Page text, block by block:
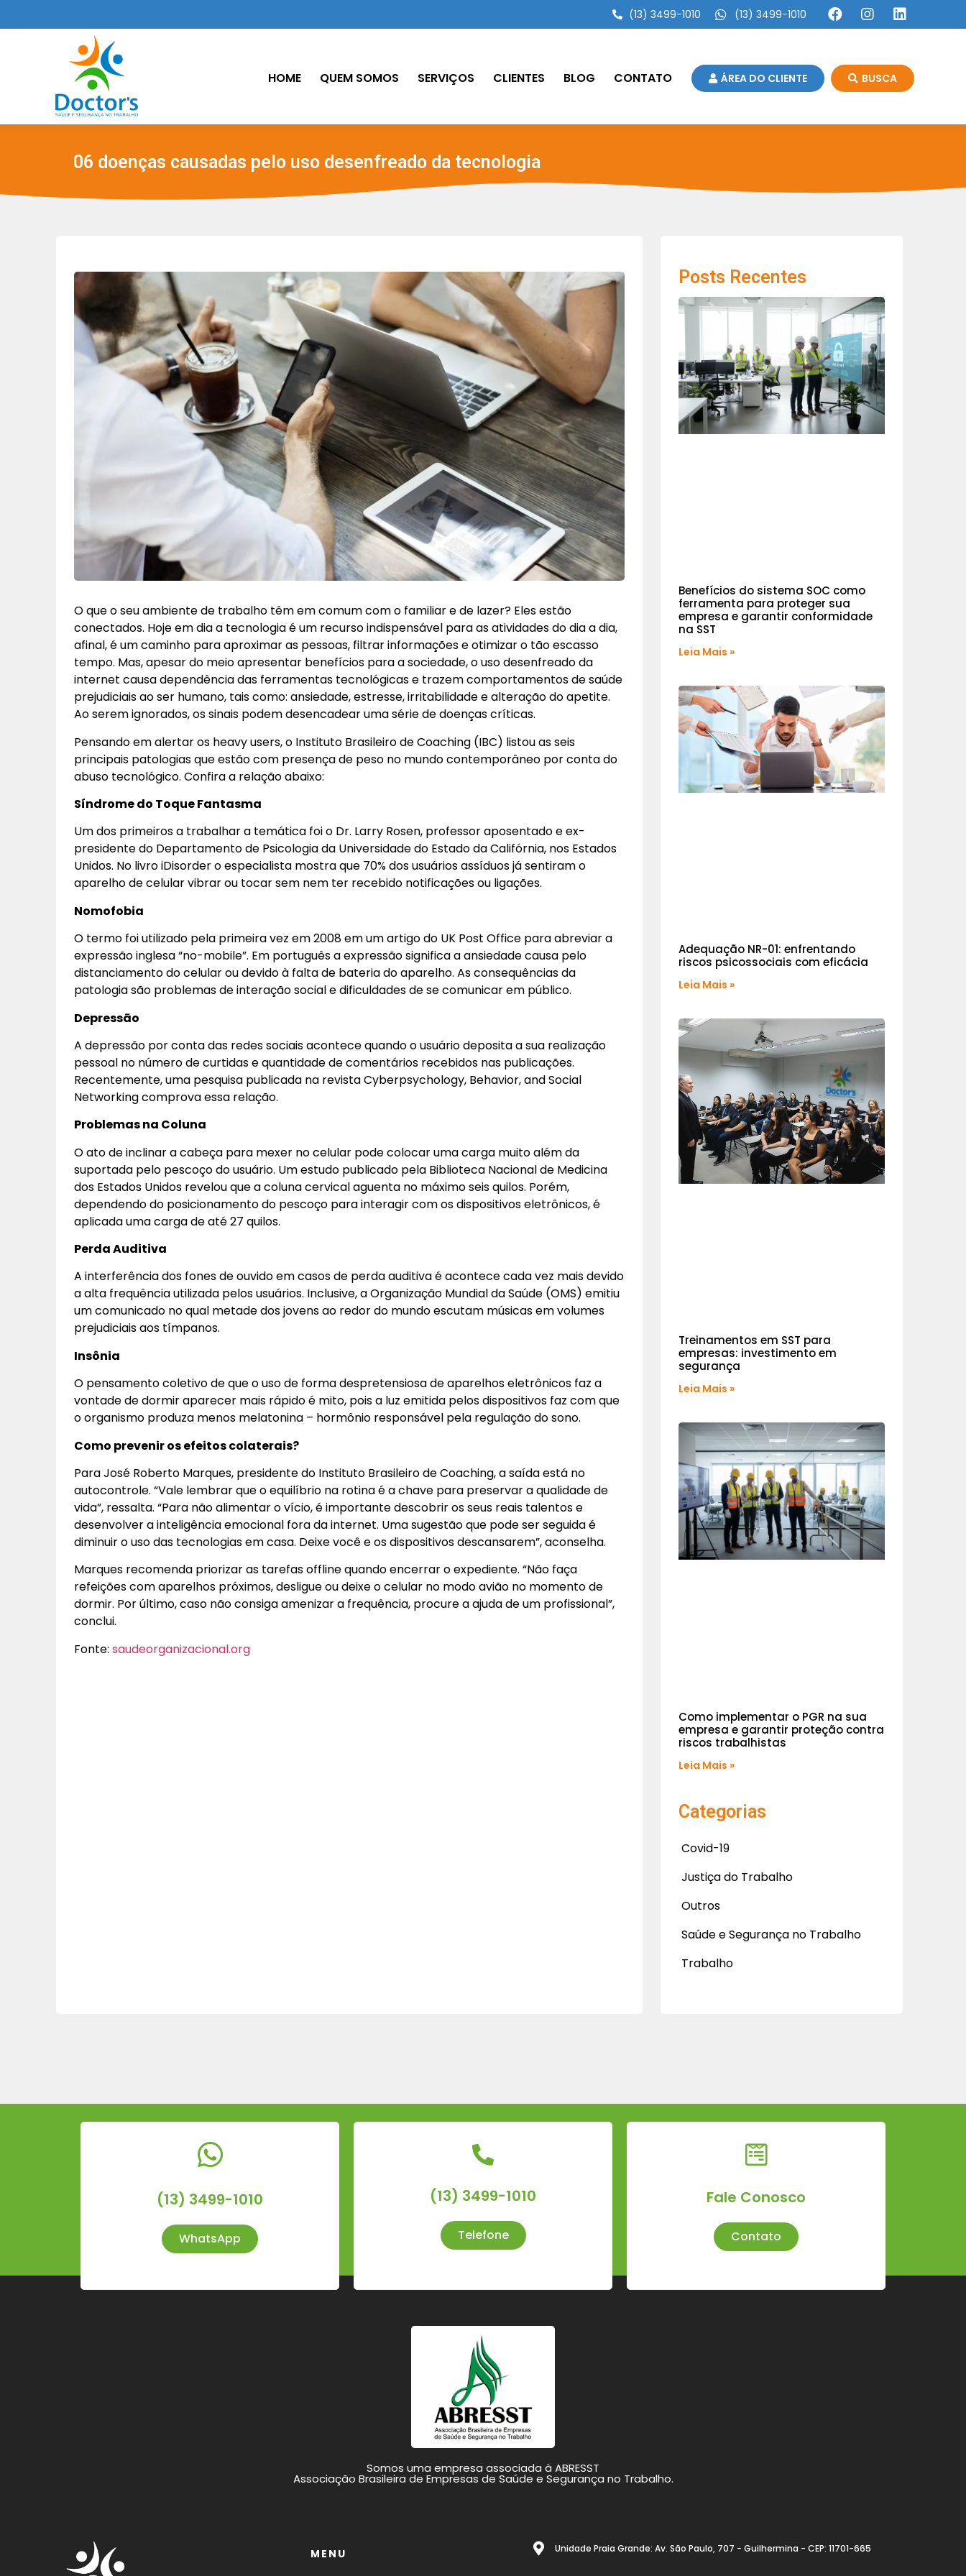
(13) 3499-1010 (13) 3499-1010
HOME QUEM SOMOS SERVIÇOS CLIENTES BLOG CONTATO ÁREA DO CLIENTE BUSCA
06 doenças causadas pelo uso desenfreado da tecnologia
O que o seu ambiente de trabalho têm em comum com o familiar e de lazer? Eles estão
conectados. Hoje em dia a tecnologia é um recurso indispensável para as atividades do dia a dia,
afinal, é um caminho para aproximar as pessoas, filtrar informações e otimizar o tão escasso
tempo. Mas, apesar do meio apresentar benefícios para a sociedade, o uso desenfreado da
internet causa dependência das ferramentas tecnológicas e trazem comportamentos de saúde
prejudiciais ao ser humano, tais como: ansiedade, estresse, irritabilidade e alteração do apetite.
Ao serem ignorados, os sinais podem desencadear uma série de doenças críticas.
Pensando em alertar os heavy users, o Instituto Brasileiro de Coaching (IBC) listou as seis
principais patologias que estão com presença de peso no mundo contemporâneo por conta do
abuso tecnológico. Confira a relação abaixo:
Síndrome do Toque Fantasma
Um dos primeiros a trabalhar a temática foi o Dr. Larry Rosen, professor aposentado e ex-
presidente do Departamento de Psicologia da Universidade do Estado da Califórnia, nos Estados
Unidos. No livro iDisorder o especialista mostra que 70% dos usuários assíduos já sentiram o
aparelho de celular vibrar ou tocar sem nem ter recebido notificações ou ligações.
Nomofobia
O termo foi utilizado pela primeira vez em 2008 em um artigo do UK Post Office para abreviar a
expressão inglesa “no-mobile”. Em português a expressão significa a ansiedade causa pelo
distanciamento do celular ou devido à falta de bateria do aparelho. As consequências da
patologia são problemas de interação social e dificuldades de se comunicar em público.
Depressão
A depressão por conta das redes sociais acontece quando o usuário deposita a sua realização
pessoal no número de curtidas e quantidade de comentários recebidos nas publicações.
Recentemente, uma pesquisa publicada na revista Cyberpsychology, Behavior, and Social
Networking comprova essa relação.
Problemas na Coluna
O ato de inclinar a cabeça para mexer no celular pode colocar uma carga muito além da
suportada pelo pescoço do usuário. Um estudo publicado pela Biblioteca Nacional de Medicina
dos Estados Unidos revelou que a coluna cervical aguenta no máximo seis quilos. Porém,
dependendo do posicionamento do pescoço para interagir com os dispositivos eletrônicos, é
aplicada uma carga de até 27 quilos.
Perda Auditiva
A interferência dos fones de ouvido em casos de perda auditiva é acontece cada vez mais devido
a alta frequência utilizada pelos usuários. Inclusive, a Organização Mundial da Saúde (OMS) emitiu
um comunicado no qual metade dos jovens ao redor do mundo escutam músicas em volumes
prejudiciais aos tímpanos.
Insônia
O pensamento coletivo de que o uso de forma despretensiosa de aparelhos eletrônicos faz a
vontade de dormir aparecer mais rápido é mito, pois a luz emitida pelos dispositivos faz com que
o organismo produza menos melatonina – hormônio responsável pela regulação do sono.
Como prevenir os efeitos colaterais?
Para José Roberto Marques, presidente do Instituto Brasileiro de Coaching, a saída está no
autocontrole. “Vale lembrar que o equilíbrio na rotina é a chave para preservar a qualidade de
vida”, ressalta. “Para não alimentar o vício, é importante descobrir os seus reais talentos e
desenvolver a inteligência emocional fora da internet. Uma sugestão que pode ser seguida é
diminuir o uso das tecnologias em casa. Deixe você e os dispositivos descansarem”, aconselha.
Marques recomenda priorizar as tarefas offline quando encerrar o expediente. “Não faça
refeições com aparelhos próximos, desligue ou deixe o celular no modo avião no momento de
dormir. Por último, caso não consiga amenizar a frequência, procure a ajuda de um profissional”,
conclui.
Fonte: saudeorganizacional.org
Posts Recentes
Benefícios do sistema SOC como
ferramenta para proteger sua
empresa e garantir conformidade
na SST
Leia Mais »
Adequação NR-01: enfrentando
riscos psicossociais com eficácia
Leia Mais »
Treinamentos em SST para
empresas: investimento em
segurança
Leia Mais »
Como implementar o PGR na sua
empresa e garantir proteção contra
riscos trabalhistas
Leia Mais »
Categorias
Covid-19
Justiça do Trabalho
Outros
Saúde e Segurança no Trabalho
Trabalho
(13) 3499-1010
WhatsApp
(13) 3499-1010
Telefone
Fale Conosco
Contato
Somos uma empresa associada à ABRESST
Associação Brasileira de Empresas de Saúde e Segurança no Trabalho.
MENU Unidade Praia Grande: Av. São Paulo, 707 - Guilhermina - CEP: 11701-665